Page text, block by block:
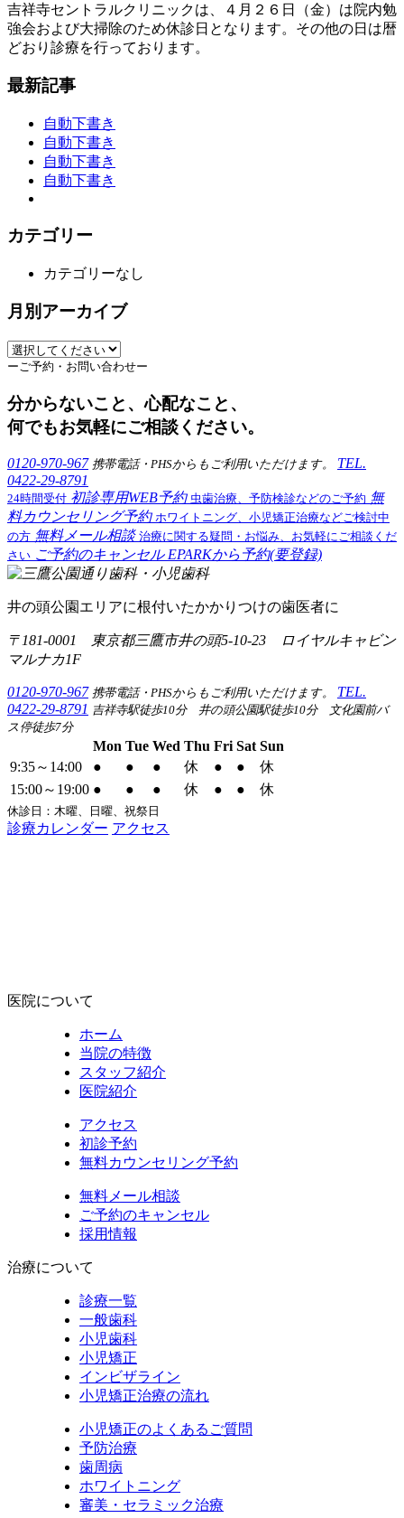
吉祥寺セントラルクリニックは、４月２６日（金）は院内勉
強会および大掃除のため休診日となります。その他の日は暦
どおり診療を行っております。
最新記事
自動下書き
自動下書き
自動下書き
自動下書き
カテゴリー
カテゴリーなし
月別アーカイブ
ーご予約・お問い合わせー
分からないこと、心配なこと、
何でもお気軽にご相談ください。
0120-970-967 携帯電話・PHSからもご利用いただけます。
TEL.
0422-29-8791
24時間受付 初診専用WEB予約 虫歯治療、予防検診などのご予約 無
料カウンセリング予約 ホワイトニング、小児矯正治療などご検討中
の方 無料メール相談 治療に関する疑問・お悩み、お気軽にご相談くだ
さい ご予約のキャンセル EPARKから予約(要登録)
井の頭公園エリアに根付いたかかりつけの歯医者に
〒181-0001 東京都三鷹市井の頭5-10-23 ロイヤルキャビン
マルナカ1F
0120-970-967 携帯電話・PHSからもご利用いただけます。
TEL.
0422-29-8791 吉祥寺駅徒歩10分 井の頭公園駅徒歩10分 文化園前バ
ス停徒歩7分
Mon Tue Wed Thu Fri Sat Sun
9:35～14:00
● ● ● 休 ● ●
休
15:00～19:00 ● ● ● 休 ● ● 休
休診日：木曜、日曜、祝祭日
診療カレンダー アクセス
医院について
ホーム
当院の特徴
スタッフ紹介
医院紹介
アクセス
初診予約
無料カウンセリング予約
無料メール相談
ご予約のキャンセル
採用情報
治療について
診療一覧
一般歯科
小児歯科
小児矯正
インビザライン
小児矯正治療の流れ
小児矯正のよくあるご質問
予防治療
歯周病
ホワイトニング
審美・セラミック治療